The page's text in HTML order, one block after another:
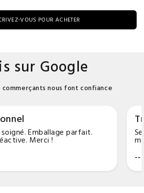
VOUS POUR ACHETER
sur Google
commerçants nous font confiance
Emballage parfait.
Merci !
--